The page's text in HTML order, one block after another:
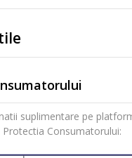
suplimentare pe
Consumatorului: